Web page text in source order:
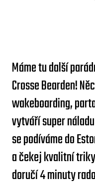
Máme tu další
Crosse Bearden!
wakeboarding,
vytváří super
se podíváme do
a čekej kvalitní
doručí 4 minuty